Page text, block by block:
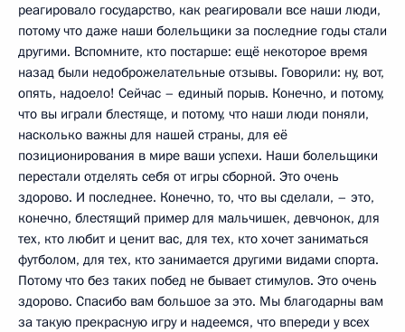
реагировало государство, как реагировали все наши люди,
потому что даже наши болельщики за последние годы стали
другими. Вспомните, кто постарше: ещё некоторое время
назад были недоброжелательные отзывы. Говорили: ну, вот,
опять, надоело! Сейчас – единый порыв. Конечно, и потому,
что вы играли блестяще, и потому, что наши люди поняли,
насколько важны для нашей страны, для её
позиционирования в мире ваши успехи. Наши болельщики
перестали отделять себя от игры сборной. Это очень
здорово. И последнее. Конечно, то, что вы сделали, – это,
конечно, блестящий пример для мальчишек, девчонок, для
тех, кто любит и ценит вас, для тех, кто хочет заниматься
футболом, для тех, кто занимается другими видами спорта.
Потому что без таких побед не бывает стимулов. Это очень
здорово. Спасибо вам большое за это. Мы благодарны вам
за такую прекрасную игру и надеемся, что впереди у всех